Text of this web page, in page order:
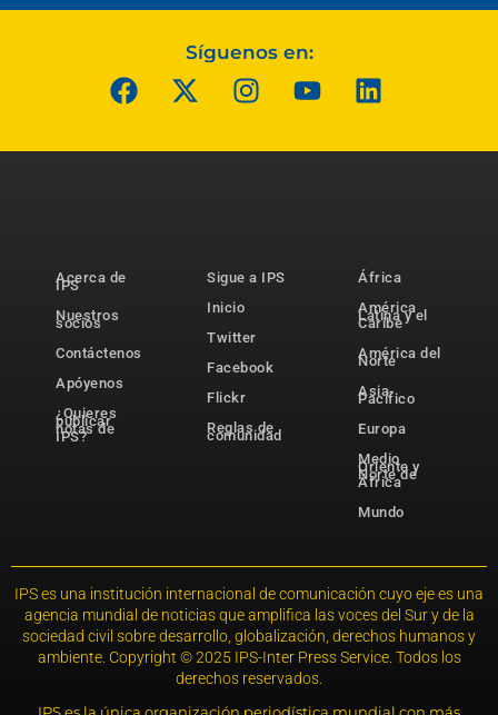
Síguenos en:
Acerca de
IPS
Nuestros
socios
Contáctenos
Apóyenos
¿Quieres
publicar
notas de
IPS?
Sigue a IPS
Inicio
Twitter
Facebook
Flickr
Reglas de
comunidad
África
América
Latina y el
Caribe
América del
Norte
Asia-
Pacífico
Europa
Medio
Oriente y
Norte de
África
Mundo
IPS es una institución internacional de comunicación cuyo eje es una
agencia mundial de noticias que amplifica las voces del Sur y de la
sociedad civil sobre desarrollo, globalización, derechos humanos y
ambiente. Copyright © 2025 IPS-Inter Press Service. Todos los
derechos reservados.